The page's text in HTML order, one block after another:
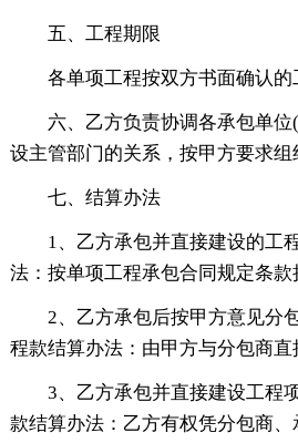
五、工程期限
各单项工程按双方书面确认的
六、乙方负责协调各承包单
设主管部门的关系，按甲方要求组
七、结算办法
1、乙方承包并直接建设的工
法：按单项工程承包合同规定条款
2、乙方承包后按甲方意见分
程款结算办法：由甲方与分包商直
3、乙方承包并直接建设工程
款结算办法：乙方有权凭分包商